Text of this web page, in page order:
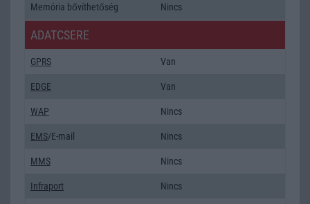
Memória bővíthetőség Nincs
ADATCSERE
GPRS Van
EDGE Van
WAP Nincs
EMS/E-mail Nincs
MMS Nincs
Infraport Nincs